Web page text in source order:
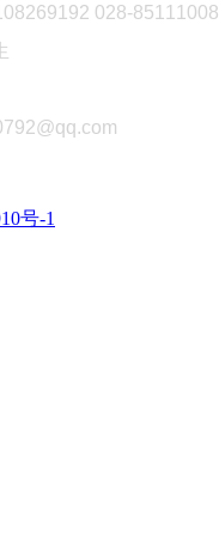
028-85111008
号-1